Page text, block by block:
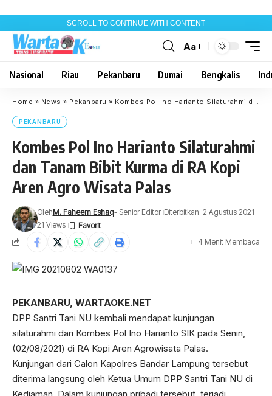
SCROLL TO CONTINUE WITH CONTENT
Font
Aa
Nasional Riau Pekanbaru Dumai Bengkalis
Home » News » Pekanbaru » Kombes Pol Ino Harianto Silaturahmi dan Tanam Bibit Kurma di RA Kopi Aren Agro Wisata Palas
PEKANBARU
Kombes Pol Ino Harianto Silaturahmi
dan Tanam Bibit Kurma di RA Kopi
Aren Agro Wisata Palas
OlehM. Faheem Eshaq- Senior Editor Diterbitkan: 2 Agustus 2021
21 Views
4 Menit Membaca
PEKANBARU, WARTAOKE.NET
DPP Santri Tani NU kembali mendapat kunjungan
silaturahmi dari Kombes Pol Ino Harianto SIK pada Senin,
(02/08/2021) di RA Kopi Aren Agrowisata Palas.
Kunjungan dari Calon Kapolres Bandar Lampung tersebut
diterima langsung oleh Ketua Umum DPP Santri Tani NU di